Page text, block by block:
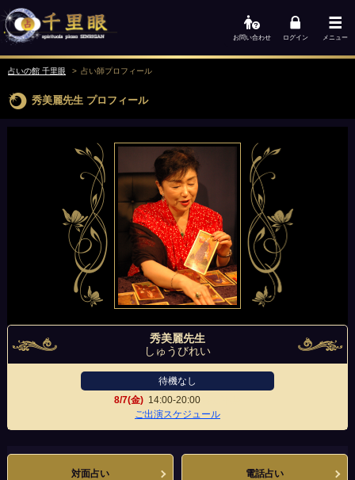
お問い合わせ ログイン メニュー
占いの館 千里眼 占い師プロフィール
秀美麗先生 プロフィール
秀美麗先生
しゅうびれい
待機なし
8/7(金) 14:00-20:00
ご出演スケジュール
対面占い 電話占い